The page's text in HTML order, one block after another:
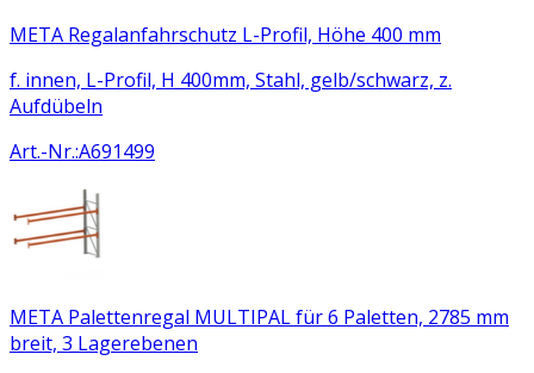
META Regalanfahrschutz L-Profil, Höhe 400 mm
f. innen, L-Profil, H 400mm, Stahl, gelb/schwarz, z.
Aufdübeln
Art.-Nr.:A691499
META Palettenregal MULTIPAL für 6 Paletten, 2785 mm
breit, 3 Lagerebenen